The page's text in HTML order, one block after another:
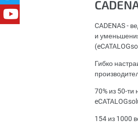
CADENAS -
и
Гибко
70% из 50-
154 из 1000